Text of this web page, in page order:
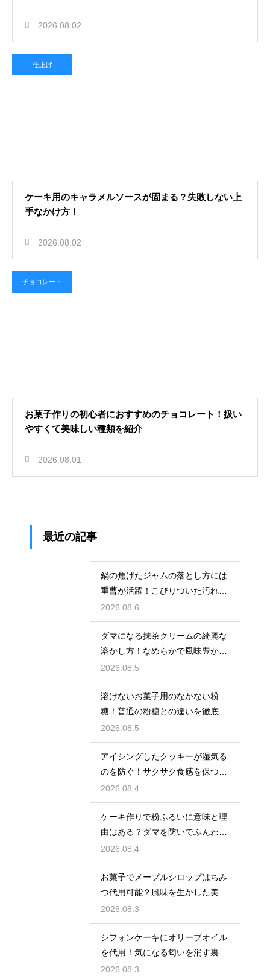
2026.08.02
仕上げ
ケーキ用のキャラメルソースが固まる？失敗しない上
手なかけ方！
2026.08.02
チョコレート
お菓子作りの初心者におすすめのチョコレート！扱い
やすくて美味しい種類を紹介
2026.08.01
最近の記事
鍋の焦げたジャムの落とし方には
重曹が活躍！こびりついた汚れを
綺麗に落としてピカピカにする技
2026.08.6
ダマになる抹茶クリームの綺麗な
溶かし方！なめらかで風味豊かな
クリームを作る
2026.08.5
溶けないお菓子用のなかない粉
糖！普通の粉糖との違いを徹底解
説
2026.08.5
アイシングしたクッキーが湿気る
のを防ぐ！サクサク食感を保つ裏
技
2026.08.4
ケーキ作りで粉ふるいに意味と理
由はある？ダマを防いでふんわり
と軽い生地に焼き上げるための基
本
2026.08.4
お菓子でメープルシロップはちみ
つ代用可能？風味を生かした美味
しい技
2026.08.3
シフォンケーキにオリーブオイル
を代用！気になる匂いを消す裏ワ
ザ
2026.08.3